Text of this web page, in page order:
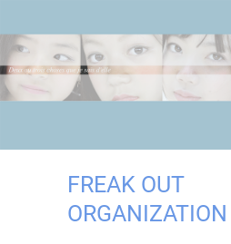
content
FREAK OUT
ORGANIZATION